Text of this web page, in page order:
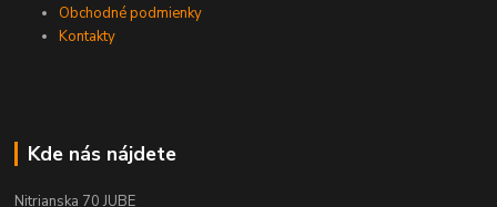
Obchodné podmienky
Kontakty
Kde nás nájdete
Nitrianska 70 JUBE